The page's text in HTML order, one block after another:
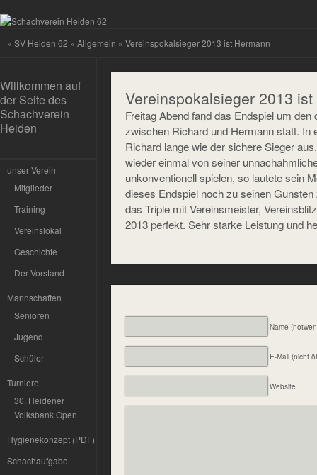
» SV Heiden 62 » Allgemein » Vereinspokalsieger 2013 ist Hermann
Willkommen auf
der Seite des
Schachverein
Heiden
unser Verein
Mitglieder
Training
Vereinslokal
Geschichte
Der Vorstand
Mannschaften
Senioren
Jugend
Schüler
Turniere
30. Heidener
Volksbank Open
Hygienekonzept (PDF)
Schachaufgabe
Vereinspokalsieger 2013
Freitag Abend fand das Endspiel um den
zwischen Richard und Hermann statt. In
Richard lange wie der sichere Sieger
wieder einmal von seiner
unkonventionell spielen, so lautete sein
dieses Endspiel noch zu seinen
das Triple mit Vereinsmeister,
2013 perfekt. Sehr starke Leistung und
Name
E-Mail (nicht
Website